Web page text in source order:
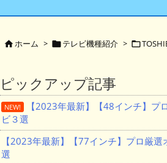
ホーム > テレビ機種紹介 > 
ピックアップ記事
NEW!
【2023年最新】【48インチ】プ
ビ３選
【2023年最新】【77インチ】プロ厳選
選